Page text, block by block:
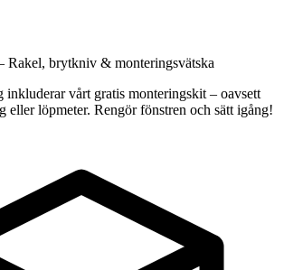
Rakel, brytkniv & monteringsvätska
inkluderar vårt gratis monteringskit – oavsett
eller löpmeter. Rengör fönstren och sätt igång!